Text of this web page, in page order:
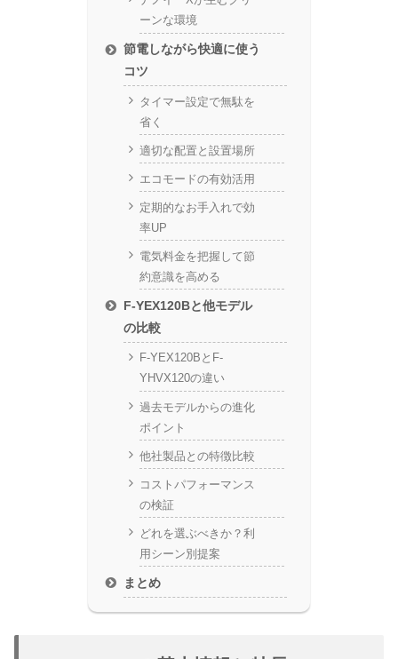
ーンな環境
節電しながら快適に使う
コツ
タイマー設定で無駄を
省く
適切な配置と設置場所
エコモードの有効活用
定期的なお手入れで効
率UP
電気料金を把握して節
約意識を高める
F-YEX120Bと他モデル
の比較
F-YEX120BとF-
YHVX120の違い
過去モデルからの進化
ポイント
他社製品との特徴比較
コストパフォーマンス
の検証
どれを選ぶべきか？利
用シーン別提案
まとめ